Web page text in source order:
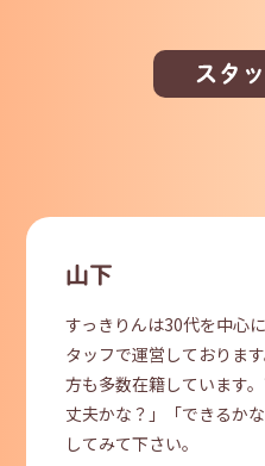
山下
すっきりんは30代を中心
タッフで運営しておりま
方も多数在籍しています
丈夫かな？」「できるか
してみて下さい。